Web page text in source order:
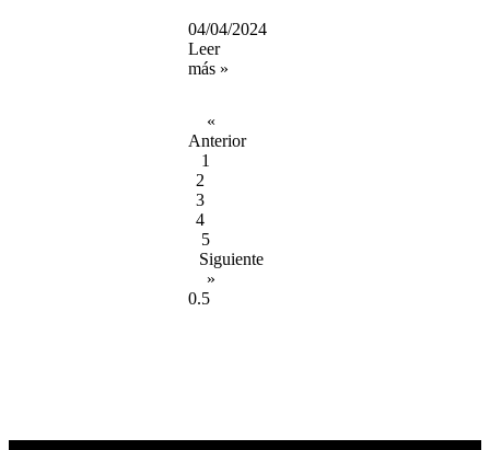
04/04/2024
Leer
más »
«
Anterior
1
2
3
4
5
Siguiente
»